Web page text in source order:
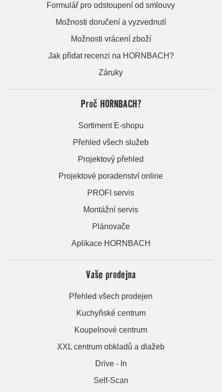
Formulář pro odstoupení od smlouvy
Možnosti doručení a vyzvednutí
Možnosti vrácení zboží
Jak přidat recenzi na HORNBACH?
Záruky
Proč HORNBACH?
Sortiment E-shopu
Přehled všech služeb
Projektový přehled
Projektové poradenství online
PROFI servis
Montážní servis
Plánovače
Aplikace HORNBACH
Vaše prodejna
Přehled všech prodejen
Kuchyňské centrum
Koupelnové centrum
XXL centrum obkladů a dlažeb
Drive - In
Self-Scan